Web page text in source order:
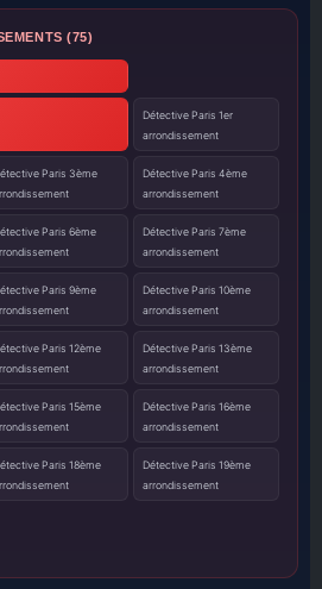
(75)
Détective Paris 1er
arrondissement
Paris 3ème
Détective Paris 4ème
arrondissement
Paris 6ème
Détective Paris 7ème
arrondissement
Paris 9ème
Détective Paris 10ème
arrondissement
Paris 12ème
Détective Paris 13ème
arrondissement
Paris 15ème
Détective Paris 16ème
arrondissement
Paris 18ème
Détective Paris 19ème
arrondissement